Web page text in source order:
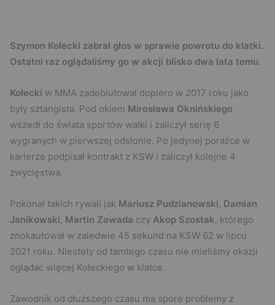
Szymon Kołecki zabrał głos w sprawie powrotu do klatki.
Ostatni raz oglądaliśmy go w akcji blisko dwa lata temu.
Kołecki w MMA zadebiutował dopiero w 2017 roku jako
były sztangista. Pod okiem Mirosława Oknińskiego
wszedł do świata sportów walki i zaliczył serię 6
wygranych w pierwszej odsłonie. Po jedynej porażce w
karierze podpisał kontrakt z KSW i zaliczył kolejne 4
zwycięstwa.
Pokonał takich rywali jak Mariusz Pudzianowski, Damian
Janikowski, Martin Zawada czy Akop Szostak, którego
znokautował w zaledwie 45 sekund na KSW 62 w lipcu
2021 roku. Niestety od tamtego czasu nie mieliśmy okazji
oglądać więcej Kołeckiego w klatce.
Zawodnik od dłuższego czasu ma spore problemy z